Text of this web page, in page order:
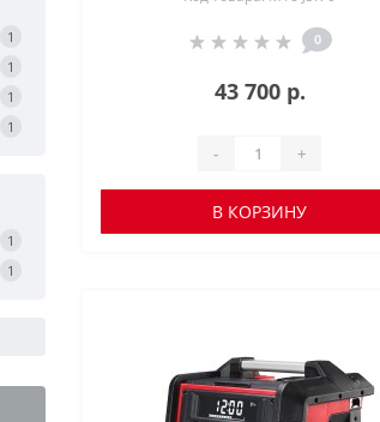
1
1
1
1
1
1
0
43 700 р.
- +
В КОРЗИНУ